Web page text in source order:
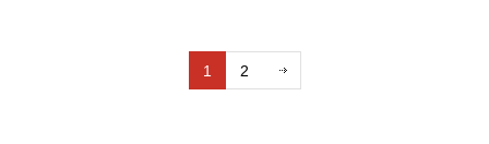
1 2